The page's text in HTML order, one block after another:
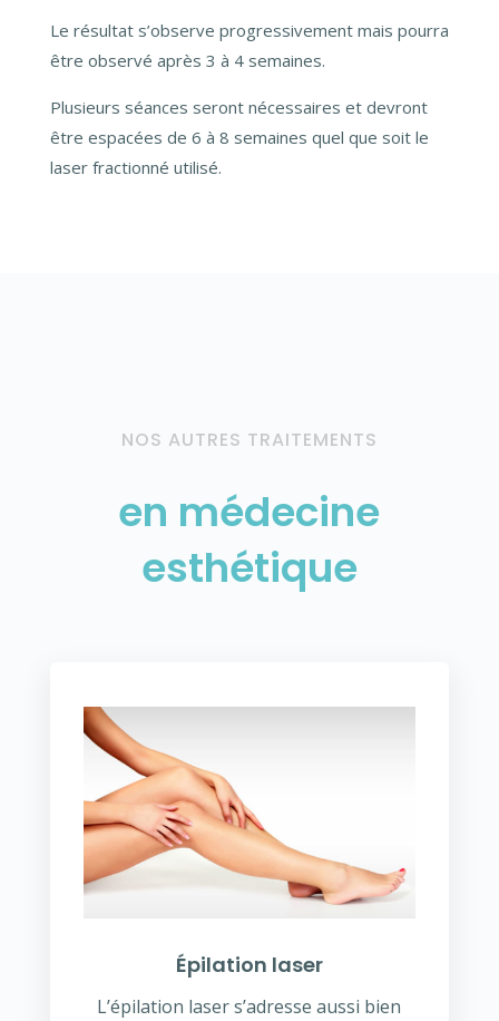
Le résultat s’observe progressivement mais pourra
être observé après 3 à 4 semaines.
Plusieurs séances seront nécessaires et devront
être espacées de 6 à 8 semaines quel que soit le
laser fractionné utilisé.
NOS AUTRES TRAITEMENTS
en médecine
esthétique
Épilation laser
L’épilation laser s’adresse aussi bien